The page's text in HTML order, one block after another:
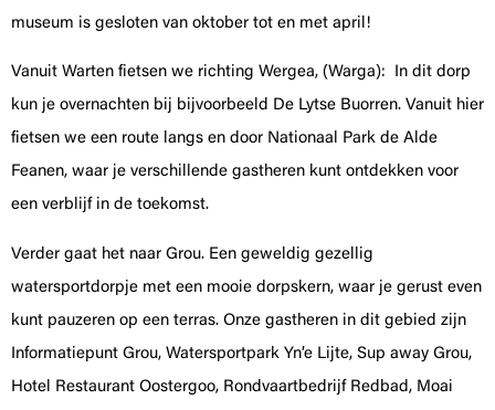
museum is gesloten van oktober tot en met april!
Vanuit Warten fietsen we richting Wergea, (Warga): In dit dorp
kun je overnachten bij bijvoorbeeld De Lytse Buorren. Vanuit hier
fietsen we een route langs en door Nationaal Park de Alde
Feanen, waar je verschillende gastheren kunt ontdekken voor
een verblijf in de toekomst.
Verder gaat het naar Grou. Een geweldig gezellig
watersportdorpje met een mooie dorpskern, waar je gerust even
kunt pauzeren op een terras. Onze gastheren in dit gebied zijn
Informatiepunt Grou, Watersportpark Yn’e Lijte, Sup away Grou,
Hotel Restaurant Oostergoo, Rondvaartbedrijf Redbad, Moai